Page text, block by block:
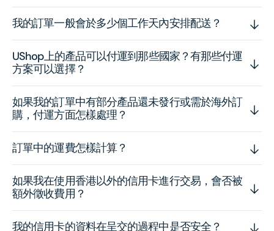
我的訂單一般會於多少個工作天內安排配送？
UShop上的產品可以付運到那些國家？有那些付運
方案可以選擇？
如果我的訂單中有部分產品還未發行或需於海外訂
購，付運方面怎樣處理？
訂單中的運費怎樣計算？
如果我在使用香港以外的信用卡進行交易，會否被
額外徵收費用？
我的信用卡的資料在呈交的過程中是否安全？